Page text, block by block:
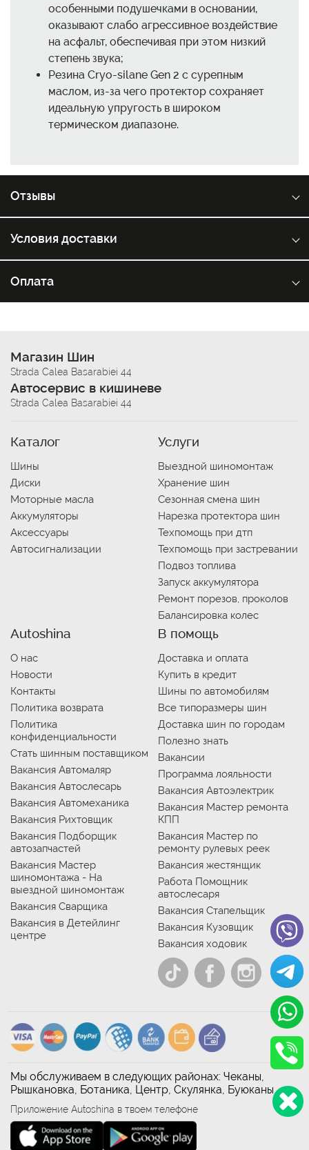
особенными подушечками в основании,
оказывают слабо агрессивное воздействие
на асфальт, обеспечивая при этом низкий
степень звука;
Резина Cryo-silane Gen 2 с сурепным
маслом, из-за чего протектор сохраняет
идеальную упругость в широком
термическом диапазоне.
Отзывы
Условия доставки
Оплата
Магазин Шин
Strada Calea Basarabiei 44
Автосервис в кишиневе
Strada Calea Basarabiei 44
Каталог
Шины
Диски
Моторные масла
Аккумуляторы
Аксессуары
Автосигнализации
Услуги
Выездной шиномонтаж
Хранение шин
Сезонная смена шин
Нарезка протектора шин
Техпомощь при дтп
Техпомощь при застревании
Подвоз топлива
Запуск аккумулятора
Ремонт порезов, проколов
Балансировка колес
Autoshina
О нас
Новости
Контакты
Политика возврата
Политика
конфиденциальности
Стать шинным поставщиком
Вакансия Автомаляр
Вакансия Автослесарь
Вакансия Автомеханика
Вакансия Рихтовщик
Вакансия Подборщик
автозапчастей
Вакансия Мастер
шиномонтажа - На
выездной шиномонтаж
Вакансия Сварщика
Вакансия в Детейлинг
центре
В помощь
Доставка и оплата
Купить в кредит
Шины по автомобилям
Все типоразмеры шин
Доставка шин по городам
Полезно знать
Вакансии
Программа лояльности
Вакансия Автоэлектрик
Вакансия Мастер ремонта
КПП
Вакансия Мастер по
ремонту рулевых реек
Вакансия жестянщик
Работа Помощник
автослесаря
Вакансия Стапельщик
Вакансия Кузовщик
Вакансия ходовик
Мы обслуживаем в следующих районах: Чеканы,
Рышкановка, Ботаника, Центр, Скулянка, Буюканы
Приложение Autoshina в твоем телефоне